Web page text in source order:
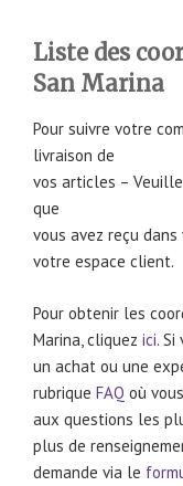
Liste des
San Marina
Pour suivre votre
livraison de
vos articles –
que
vous avez reçu
votre espace client.
Pour obtenir les
Marina, cliquez ici. Si
un achat ou une
rubrique FAQ où
aux questions les
plus de
demande via le